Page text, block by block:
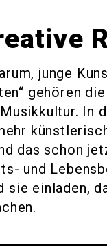
junge
gehören
In
das schon
und
sie einladen,